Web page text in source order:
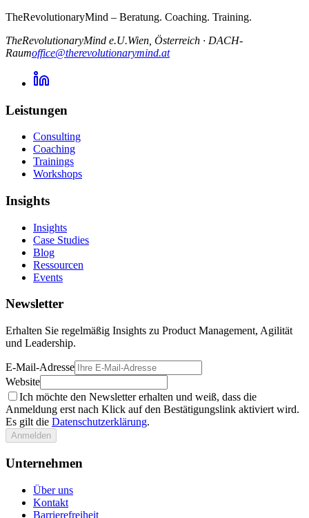
TheRevolutionaryMind – Beratung. Coaching. Training.
TheRevolutionaryMind e.U.Wien, Österreich · DACH-
Raumoffice@therevolutionarymind.at
Leistungen
Consulting
Coaching
Trainings
Workshops
Insights
Insights
Case Studies
Blog
Ressourcen
Events
Newsletter
Erhalten Sie regelmäßig Insights zu Product Management, Agilität
und Leadership.
E-Mail-Adresse
Website
Ich möchte den Newsletter erhalten und weiß, dass die
Anmeldung erst nach Klick auf den Bestätigungslink aktiviert wird.
Es gilt die Datenschutzerklärung.
Anmelden
Unternehmen
Über uns
Kontakt
Barrierefreiheit